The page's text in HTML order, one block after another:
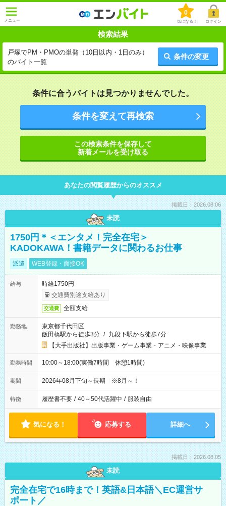
メニュー
0
気になる！ ログイン
検索結果
戸塚でPM・PMOの単発（10日以内・1日のみ）
のバイト一覧
条件の変更
条件に合うバイトは見つかりませんでした。
条件を変えて再検索
この検索条件を保存して
新着メールを受け取る
あなたの閲覧履歴からのオススメ
掲載日：2026.08.06
未読
1750円＊＜エンタメ！完全在宅＞
KADOKAWA！書籍データに関わるお仕事
派遣 WEB登録・面接OK
給与
時給1750円
交通費別途支給あり
交通費 全額支給
勤務地
東京都千代田区
飯田橋駅から徒歩3分 / 九段下駅から徒歩7分
【大手出版社】出版事業・ゲーム事業・アニメ・映像事業
勤務時間 10:00～18:00(実働7時間 休憩1時間)
期間 2026年08月下旬～長期 ※8月～！
特徴 履歴書不要 / 40～50代活躍中 / 服装自由
気になる！ 応募する 詳細へ
掲載日：2026.08.05
未読
完全在宅で16時まで！英語&日本語＼EC運営サ
ポート／